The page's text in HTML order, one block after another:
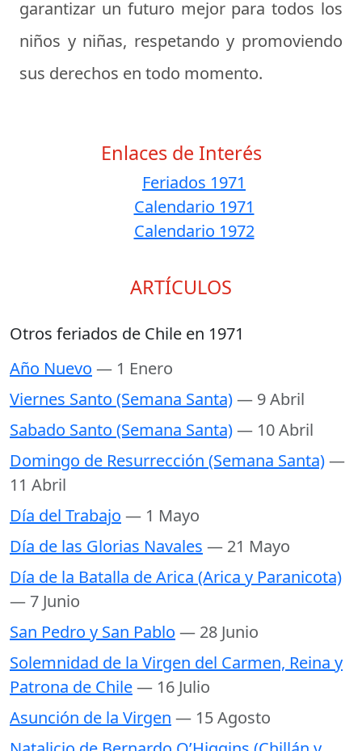
garantizar un futuro mejor para todos los
niños y niñas, respetando y promoviendo
sus derechos en todo momento.
Enlaces de Interés
Feriados 1971
Calendario 1971
Calendario 1972
ARTÍCULOS
Otros feriados de Chile en 1971
Año Nuevo — 1 Enero
Viernes Santo (Semana Santa)— 9 Abril
Sabado Santo (Semana Santa)— 10 Abril
Domingo de Resurrección (Semana Santa)—
11 Abril
Día del Trabajo — 1 Mayo
Día de las Glorias Navales — 21 Mayo
Día de la Batalla de Arica (Arica y Paranicota)
— 7 Junio
San Pedro y San Pablo — 28 Junio
Solemnidad de la Virgen del Carmen, Reina y
Patrona de Chile— 16 Julio
Asunción de la Virgen — 15 Agosto